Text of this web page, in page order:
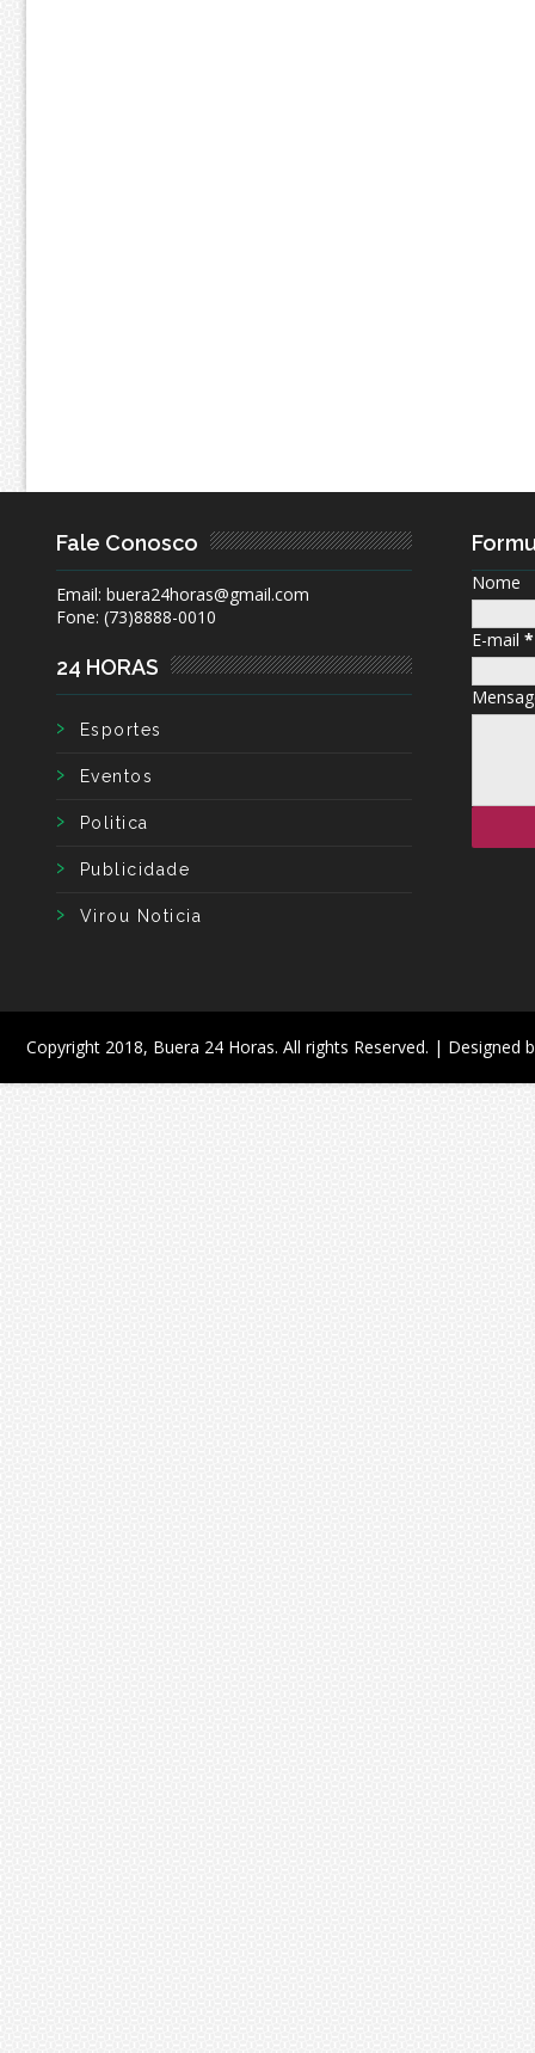
Fale Conosco
Email: buera24horas@gmail.com
Fone: (73)8888-0010
24 HORAS
Esportes
Eventos
Politica
Publicidade
Virou Noticia
Nome
E-mail *
Copyright 2018, Buera 24 Horas. All rights Reserved. | Designed